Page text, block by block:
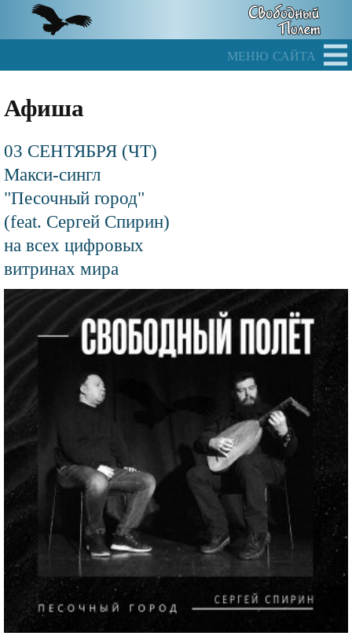
main
меню сайта
Афиша
03 СЕНТЯБРЯ (ЧТ)
Макси-сингл
"Песочный город"
(feat. Сергей Спирин)
на всех цифровых
витринах мира
изображения